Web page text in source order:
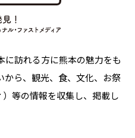
に訪れる方に熊本の魅力をも
から、観光、食、文化、お祭
等の情報を収集し、掲載し